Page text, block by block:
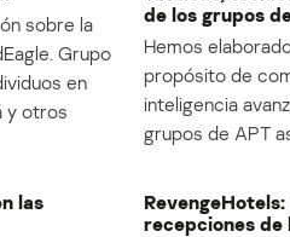
sobre la
Grupo
en
y otros
de los grupos
Hemos
propósito de
inteligencia
grupos de APT
las
recepciones de